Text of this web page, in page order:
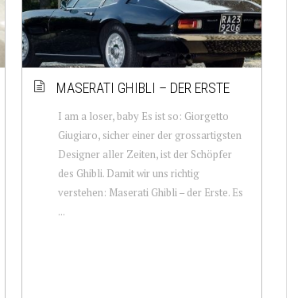
MASERATI GHIBLI – DER ERSTE
I am a loser, baby Es ist so: Giorgetto
Giugiaro, sicher einer der grossartigsten
Designer aller Zeiten, ist der Schöpfer
des Ghibli. Damit wir uns richtig
verstehen: Maserati Ghibli – der Erste. Es
...